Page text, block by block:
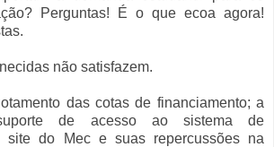
Perguntas! É o que ecoa agora!
não satisfazem.
das cotas de financiamento; a
de acesso ao sistema de
site do Mec e suas repercussões na